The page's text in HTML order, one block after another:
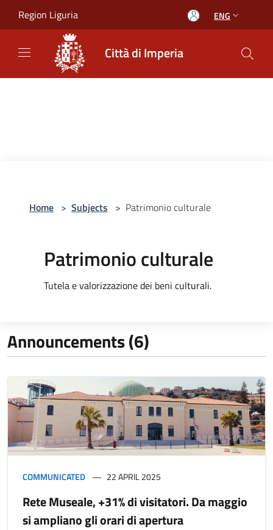
Region Liguria ENG
Città di Imperia
Home > Subjects > Patrimonio culturale
Patrimonio culturale
Tutela e valorizzazione dei beni culturali.
Announcements (6)
COMMUNICATED 22 APRIL 2025
Rete Museale, +31% di visitatori. Da maggio
si ampliano gli orari di apertura